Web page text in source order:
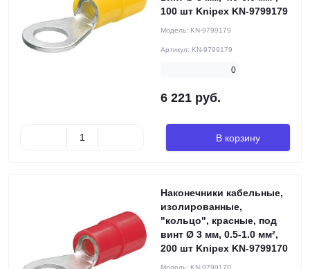
100 шт Knipex KN-9799179
Модель: KN-9799179
Артикул: KN-9799179
0
6 221 руб.
В корзину
Наконечники кабельные,
изолированные,
"кольцо", красные, под
винт Ø 3 мм, 0.5-1.0 мм²,
200 шт Knipex KN-9799170
Модель: KN-9799170